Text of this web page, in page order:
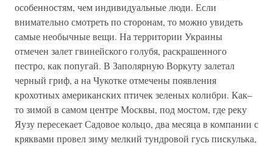
особенностям, чем индивидуальные люди. Если
внимательно смотреть по сторонам, то можно увидеть
самые необычные вещи. На территории Украины
отмечен залет гвинейского голубя, раскрашенного
пестро, как попугай. В Заполярную Воркуту залетал
черный гриф, а на Чукотке отмечены появления
крохотных американских птичек зеленых колибри. Как–
то зимой в самом центре Москвы, под мостом, где реку
Яузу пересекает Садовое кольцо, два месяца в компании с
кряквами провел зиму мелкий тундровой гусь пискулька,